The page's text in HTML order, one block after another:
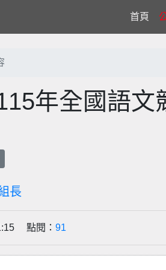
首頁
年全國語
長
點閱： 91